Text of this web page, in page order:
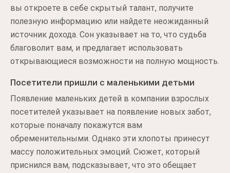
вы откроете в себе скрытый талант, получите
полезную информацию или найдете неожиданный
источник дохода. Сон указывает на то, что судьба
благоволит вам, и предлагает использовать
открывающиеся возможности на полную мощность.
Посетители пришли с маленькими детьми
Появление маленьких детей в компании взрослых
посетителей указывает на появление новых забот,
которые поначалу покажутся вам
обременительными. Однако эти хлопоты принесут
массу положительных эмоций. Сюжет, который
приснился вам, подсказывает, что это обещает